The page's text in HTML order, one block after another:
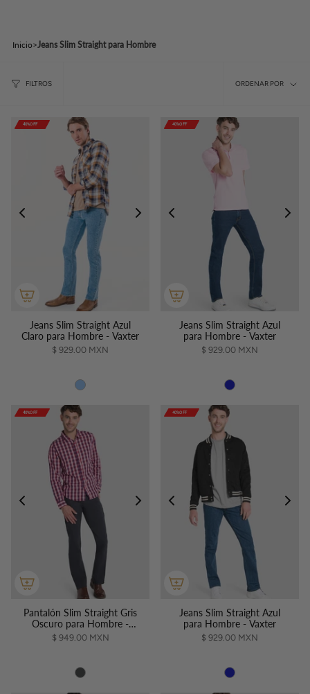
para
Hombre
Inicio>Jeans Slim Straight para Hombre
FILTROS ORDENAR POR
40%OFF
40%OFF
40%OFF
40%OFF
40%OFF
Jeans Slim Straight Azul
Claro para Hombre - Vaxter
$ 929.00 MXN
40%OFF
40%OFF
40%OFF
40%OFF
40%OFF
Jeans Slim Straight Azul
para Hombre - Vaxter
$ 929.00 MXN
40%OFF
40%OFF
40%OFF
40%OFF
40%OFF
Pantalón Slim Straight Gris
Oscuro para Hombre -
Vaxter
$ 949.00 MXN
40%OFF
40%OFF
40%OFF
40%OFF
40%OFF
Jeans Slim Straight Azul
para Hombre - Vaxter
$ 929.00 MXN